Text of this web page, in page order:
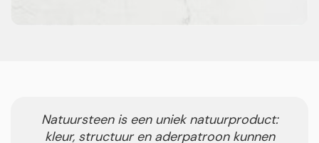
Natuursteen is een uniek natuurproduct:
kleur, structuur en aderpatroon kunnen